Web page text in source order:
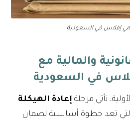
إفلاس في السعودية
والمالية مع
في السعودية
تأتي مرحلة إعادة الهيكلة
تعد خطوة أساسية لضمان